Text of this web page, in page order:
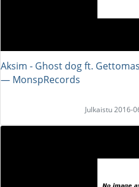
Aksim - Ghost dog ft.
― MonspRecords
Julkaistu 2016-